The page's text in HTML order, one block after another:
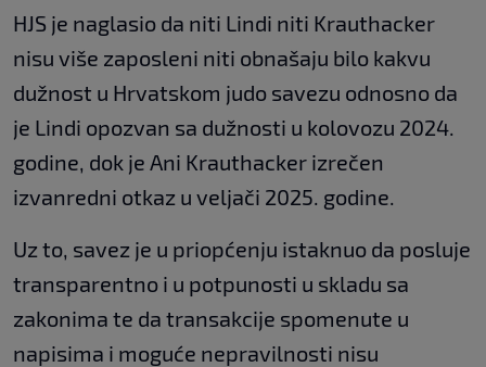
HJS je naglasio da niti Lindi niti Krauthacker
nisu više zaposleni niti obnašaju bilo kakvu
dužnost u Hrvatskom judo savezu odnosno da
je Lindi opozvan sa dužnosti u kolovozu 2024.
godine, dok je Ani Krauthacker izrečen
izvanredni otkaz u veljači 2025. godine.
Uz to, savez je u priopćenju istaknuo da posluje
transparentno i u potpunosti u skladu sa
zakonima te da transakcije spomenute u
napisima i moguće nepravilnosti nisu